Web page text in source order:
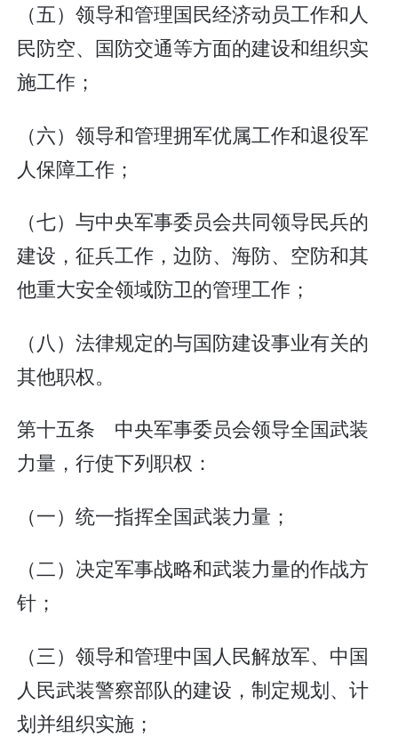
（五）领导和管理国民经济动员工作和人
民防空、国防交通等方面的建设和组织实
施工作；
（六）领导和管理拥军优属工作和退役军
人保障工作；
（七）与中央军事委员会共同领导民兵的
建设，征兵工作，边防、海防、空防和其
他重大安全领域防卫的管理工作；
（八）法律规定的与国防建设事业有关的
其他职权。
第十五条 中央军事委员会领导全国武装
力量，行使下列职权：
（一）统一指挥全国武装力量；
（二）决定军事战略和武装力量的作战方
针；
（三）领导和管理中国人民解放军、中国
人民武装警察部队的建设，制定规划、计
划并组织实施；